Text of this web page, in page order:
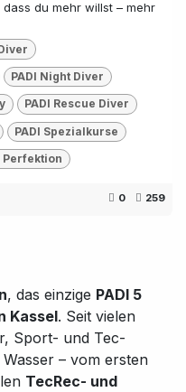
du mehr willst – mehr
PADI Night Diver
PADI Rescue Diver
PADI Spezialkurse
0 259
, das einzige PADI 5
Kassel. Seit vielen
Sport- und Tec-
– vom ersten
TecRec- und